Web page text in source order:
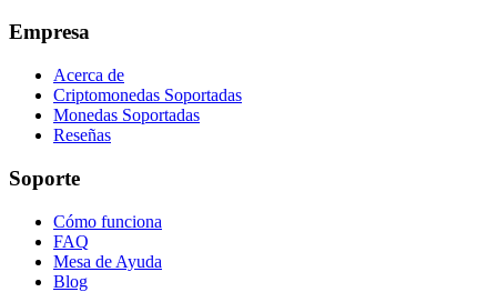
Empresa
Acerca de
Criptomonedas Soportadas
Monedas Soportadas
Reseñas
Soporte
Cómo funciona
FAQ
Mesa de Ayuda
Blog